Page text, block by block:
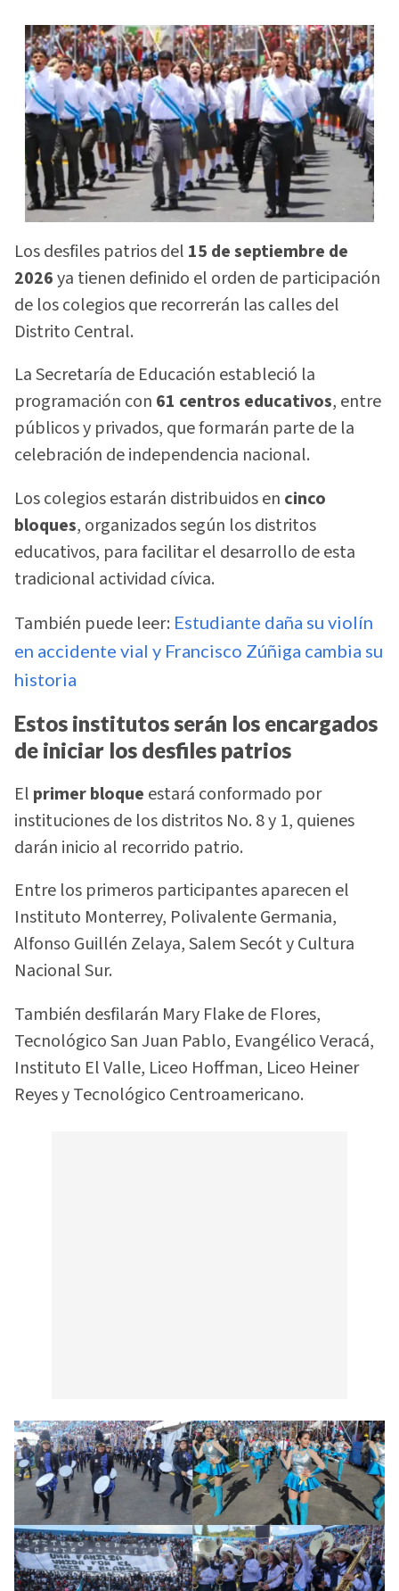
Los desfiles patrios del 15 de septiembre de
2026ya tienen definido el orden de participación
de los colegios que recorrerán las calles del
Distrito Central.
La Secretaría de Educación estableció la
programación con 61 centros educativos, entre
públicos y privados, que formarán parte de la
celebración de independencia nacional.
Los colegios estarán distribuidos en cinco
bloques, organizados según los distritos
educativos, para facilitar el desarrollo de esta
tradicional actividad cívica.
También puede leer: Estudiante daña su violín
en accidente vial y Francisco Zúñiga cambia su
historia
Estos institutos serán los encargados
de iniciar los desfiles patrios
El primer bloque estará conformado por
instituciones de los distritos No. 8 y 1, quienes
darán inicio al recorrido patrio.
Entre los primeros participantes aparecen el
Instituto Monterrey, Polivalente Germania,
Alfonso Guillén Zelaya, Salem Secót y Cultura
Nacional Sur.
También desfilarán Mary Flake de Flores,
Tecnológico San Juan Pablo, Evangélico Veracá,
Instituto El Valle, Liceo Hoffman, Liceo Heiner
Reyes y Tecnológico Centroamericano.